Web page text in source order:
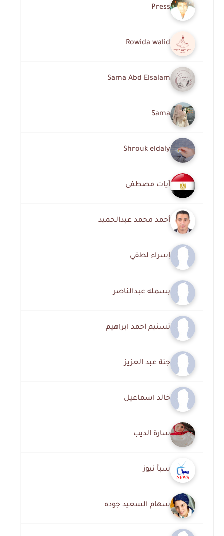
Press
Rowida walid
Sama Abd Elsalam
Sama
Shrouk eldaly
آيات مصطفى
أحمد محمد عبدالحميد
إسراء لطفي
بسمله عبدالناصر
تسنيم احمد ابراهيم
جنة عبد العزيز
خالد اسماعيل
سارة الديب
سبأ نيوز
سهام السعيد جوده